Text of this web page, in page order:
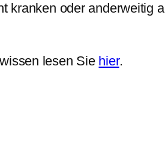
kranken oder anderweitig
lesen Sie hier.